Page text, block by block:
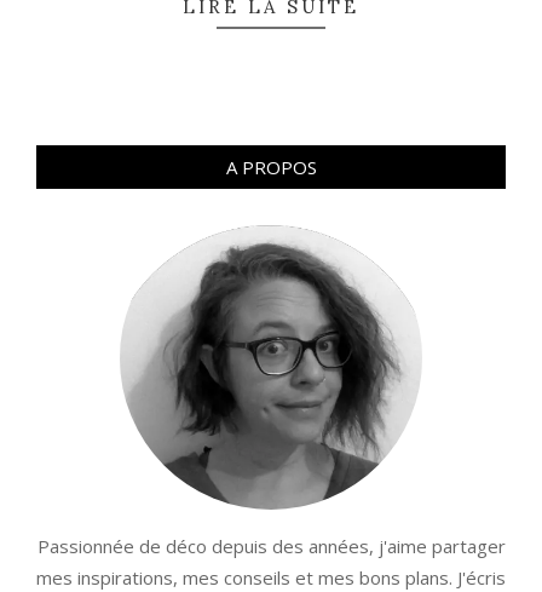
LIRE LA SUITE
A PROPOS
Passionnée de déco depuis des années, j'aime partager
mes inspirations, mes conseils et mes bons plans. J'écris